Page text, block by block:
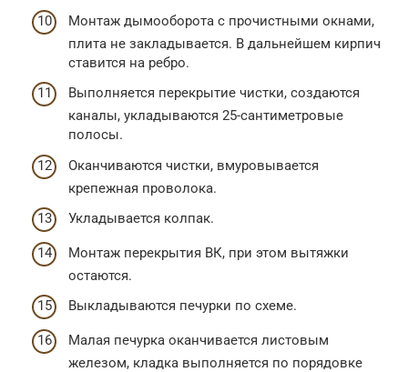
Монтаж дымооборота с прочистными окнами,
плита не закладывается. В дальнейшем кирпич
ставится на ребро.
Выполняется перекрытие чистки, создаются
каналы, укладываются 25-сантиметровые
полосы.
Оканчиваются чистки, вмуровывается
крепежная проволока.
Укладывается колпак.
Монтаж перекрытия ВК, при этом вытяжки
остаются.
Выкладываются печурки по схеме.
Малая печурка оканчивается листовым
железом, кладка выполняется по порядовке